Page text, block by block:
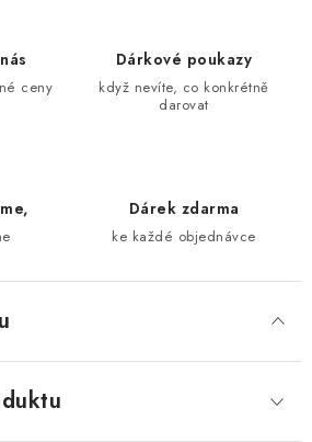
ceny
Dárkové poukazy
když nevíte, co konkrétně
darovat
Dárek zdarma
ke každé objednávce